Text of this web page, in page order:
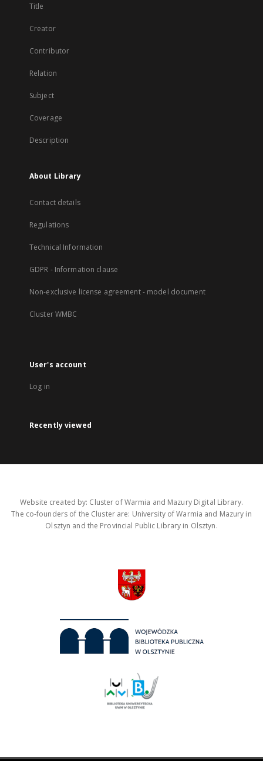
Title
Creator
Contributor
Relation
Subject
Coverage
Description
About Library
Contact details
Regulations
Technical Information
GDPR - Information clause
Non-exclusive license agreement - model document
Cluster WMBC
User's account
Log in
Recently viewed
Website created by: Cluster of Warmia and Mazury Digital Library.
The co-founders of the Cluster are: University of Warmia and Mazury in
Olsztyn and the Provincial Public Library in Olsztyn.